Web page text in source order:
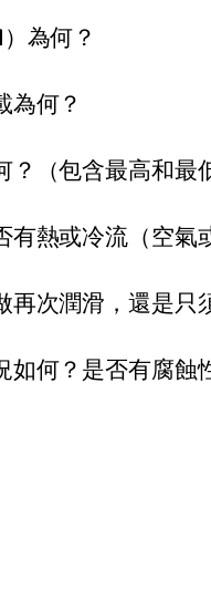
為何？
為何？
？（包含最高和
有熱或冷流（空氣
再次潤滑，還是只
如何？是否有腐